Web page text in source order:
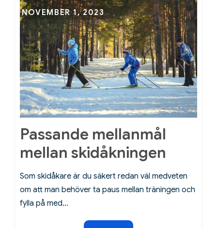
skidspår
Posted
on
NOVEMBER 1, 2023
Passande mellanmål
mellan skidåkningen
Som skidåkare är du säkert redan väl medveten
om att man behöver ta paus mellan träningen och
fylla på med…